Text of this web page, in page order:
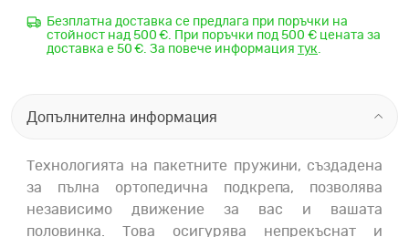
Безплатна доставка се предлага при поръчки на
стойност над 500 €. При поръчки под 500 € цената за
доставка е 50 €. За повече информация тук.
Допълнителна информация
Технологията на пакетните пружини, създадена
за пълна ортопедична подкрепа, позволява
независимо движение за вас и вашата
половинка. Това осигурява непрекъснат и